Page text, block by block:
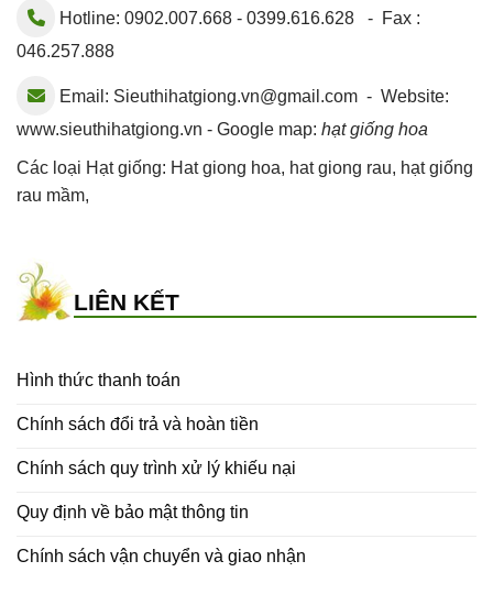
Hotline: 0902.007.668 - 0399.616.628 - Fax :
046.257.888
Email: Sieuthihatgiong.vn@gmail.com - Website:
www.sieuthihatgiong.vn - Google map: hạt giống hoa
Các loại Hạt giống: Hat giong hoa, hat giong rau, hạt giống
rau mầm,
LIÊN KẾT
Hình thức thanh toán
Chính sách đổi trả và hoàn tiền
Chính sách quy trình xử lý khiếu nại
Quy định về bảo mật thông tin
Chính sách vận chuyển và giao nhận